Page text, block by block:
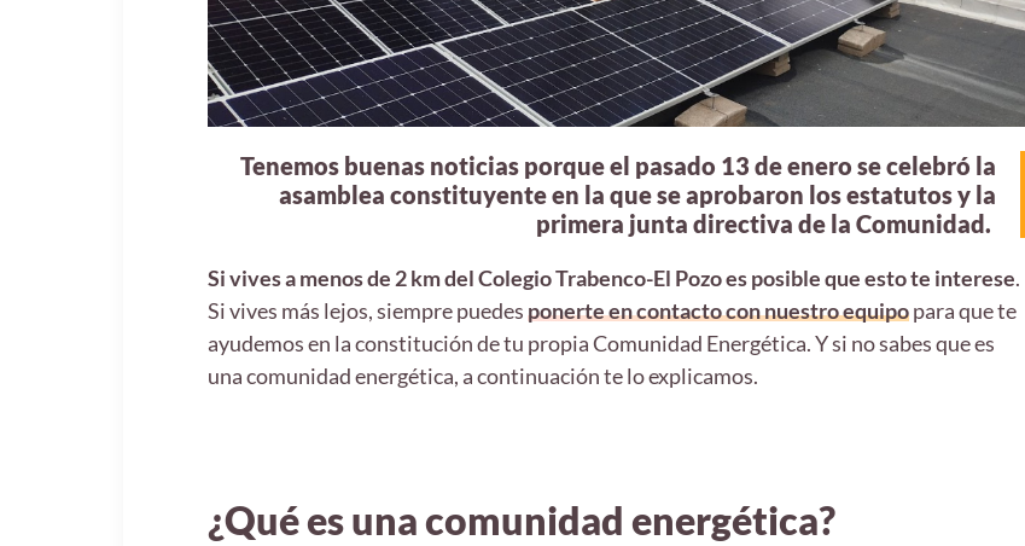
Tenemos buenas noticias porque el pasado 13 de enero se celebró la
asamblea constituyente en la que se aprobaron los estatutos y la
primera junta directiva de la Comunidad.
Si vives a menos de 2 km del Colegio Trabenco-El Pozo es posible que esto te interese.
Si vives más lejos, siempre puedesponerte en contacto con nuestro equipopara que te
ayudemos en la constitución de tu propia Comunidad Energética. Y si no sabes que es
una comunidad energética, a continuación te lo explicamos.
¿Qué es una comunidad energética?